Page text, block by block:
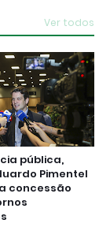
Ver todos
pública,
Pimentel
concessão